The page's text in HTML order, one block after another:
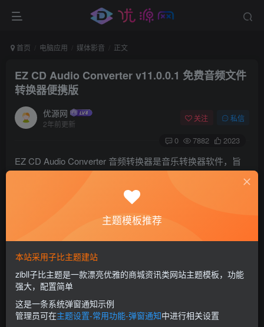
首页 电脑应用 媒体影音 正文
EZ CD Audio Converter v11.0.0.1 免费音频文件
转换器便携版
优源网
2年前更新
关注 私信
0 7882 2023
EZ CD Audio Converter 音频转换器是音乐转换器软件，旨
易于使用，最全面的音频文件转换器，深受全球家庭用户、
音频爱好者、专业人士、工作室和广播电台的信赖。
在所有音频文件格式之间自由批量转换无限数量的音频文
件。从多个元数据服务下载音乐信息。在转换之间传输所有
元数据。通过并行运行音频转换来优化多核 CPU 的性能。
主题模板推荐
本站采用子比主题建站
zibll子比主题是一款漂亮优雅的商城资讯类网站主题模板，功能
强大，配置简单
这是一条系统弹窗通知示例
管理员可在主题设置-常用功能-弹窗通知中进行相关设置